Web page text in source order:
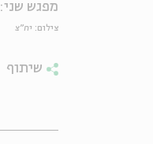
מפגש שני:
צילום: יח״צ
שיתוף